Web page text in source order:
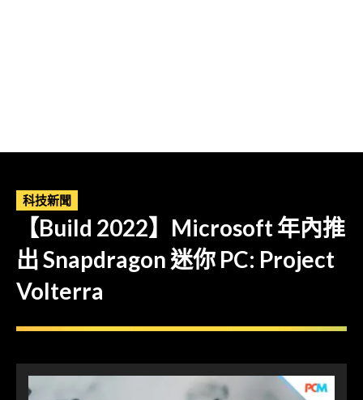
科技新聞
【Build 2022】Microsoft 年內推
出 Snapdragon 迷你 PC: Project
Volterra